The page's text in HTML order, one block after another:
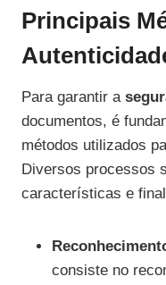
Principais
Para garantir a
documentos, é
métodos utilizados
Diversos processos
características e
consiste no